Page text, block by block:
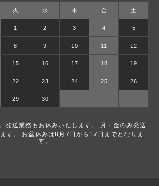
火 水 木 金 土
1 2 3 4 5
8 9 10 11 12
15 16 17 18 19
22 23 24 25 26
29 30
発送業務もお休みいたします。 月・金のみ発送
す。 お盆休みは8月7日から17日までとなりま
す。